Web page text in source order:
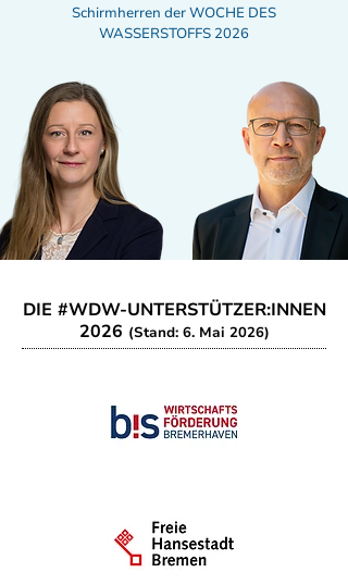
Schirmherren der WOCHE DES
WASSERSTOFFS 2026
DIE #WDW-UNTERSTÜTZER:INNEN
2026 (Stand: 6. Mai 2026)